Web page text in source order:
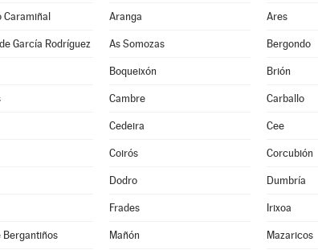
Caramiñal Aranga Ares
García Rodríguez As Somozas Bergondo
Boqueixón Brión
Cambre Carballo
Cedeira Cee
Coirós Corcubión
Dodro Dumbría
Frades Irixoa
Bergantiños Mañón Mazaricos